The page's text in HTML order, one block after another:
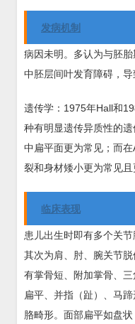
发病机制
病因未明。多认为与胚
中胚层间叶发育障碍，导
遗传学：1975年Hall和
种有明显遗传异质性的
中扁平面更为常见；而
裂和身材矮小更为常见且
临床表现
患儿出生时即有多个关
其次为肩、肘、腕关节
有掌骨短、附加掌骨、
扁平、并指（趾）、马
胳畸形。面部扁平如盘